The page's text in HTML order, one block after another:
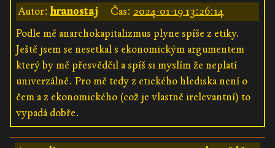
Autor:hranostaj Čas: 2024-01-19 13:26:14
Podle mě anarchokapitalizmus plyne spíše z etiky.
Ještě jsem se nesetkal s ekonomickým argumentem
který by mě přesvědčil a spíš si myslím že neplatí
univerzálně. Pro mě tedy z etického hlediska není o
čem a z ekonomického (což je vlastně irelevantní) to
vypadá dobře.